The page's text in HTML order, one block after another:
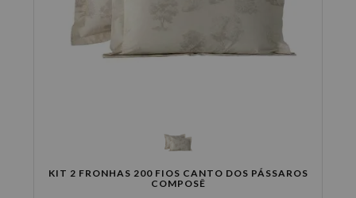
KIT 2 FRONHAS 200 FIOS CANTO DOS PÁSSAROS
COMPOSÊ